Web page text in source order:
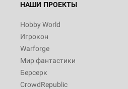
НАШИ ПРОЕКТЫ
Hobby World
Игрокон
Warforge
Мир фантастики
Берсерк
CrowdRepublic